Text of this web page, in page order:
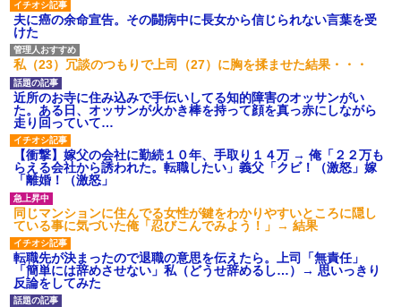
夫に癌の余命宣告。その闘病中に長女から信じられない言葉を受
けた
私（23）冗談のつもりで上司（27）に胸を揉ませた結果・・・
近所のお寺に住み込みで手伝いしてる知的障害のオッサンがい
た。ある日、オッサンが火かき棒を持って顔を真っ赤にしながら
走り回っていて…
【衝撃】嫁父の会社に勤続１０年、手取り１４万 → 俺「２２万も
らえる会社から誘われた。転職したい」義父「クビ！（激怒」嫁
「離婚！（激怒」
同じマンションに住んでる女性が鍵をわかりやすいところに隠し
ている事に気づいた俺「忍びこんでみよう！」→ 結果
転職先が決まったので退職の意思を伝えたら。上司「無責任」
「簡単には辞めさせない」私（どうせ辞めるし…）→ 思いっきり
反論をしてみた